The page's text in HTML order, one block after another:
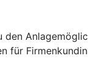
den
für